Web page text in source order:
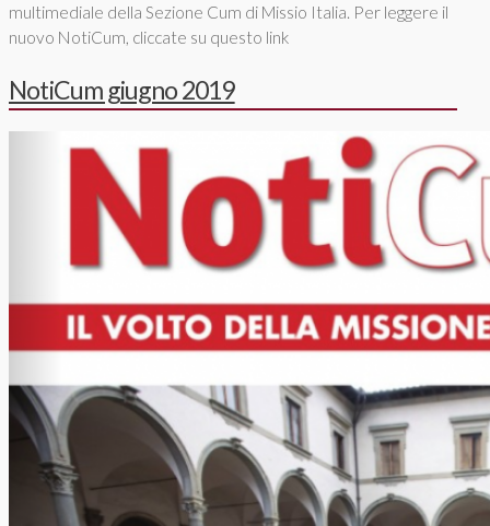
multimediale della Sezione Cum di Missio Italia. Per leggere il
nuovo NotiCum, cliccate su questo link
NotiCum giugno 2019